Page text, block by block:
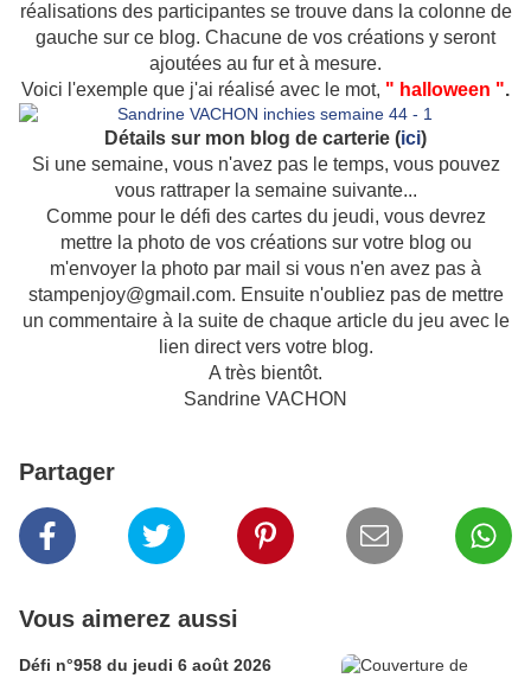
réalisations des participantes se trouve dans la colonne de
gauche sur ce blog. Chacune de vos créations y seront
ajoutées au fur et à mesure.
Voici l'exemple que j'ai réalisé avec le mot, " halloween ".
Détails sur mon blog de carterie (ici)
Si une semaine, vous n'avez pas le temps, vous pouvez
vous rattraper la semaine suivante...
Comme pour le défi des cartes du jeudi, vous devrez
mettre la photo de vos créations sur votre blog ou
m'envoyer la photo par mail si vous n'en avez pas à
stampenjoy@gmail.com. Ensuite n'oubliez pas de mettre
un commentaire à la suite de chaque article du jeu avec le
lien direct vers votre blog.
A très bientôt.
Sandrine VACHON
Partager
Vous aimerez aussi
Défi n°958 du jeudi 6 août 2026